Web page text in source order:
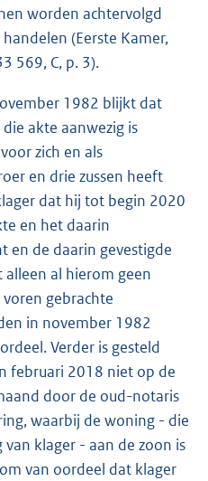
worden achtervolgd
(Eerste Kamer,
569, C, p. 3).
1982 blijkt dat
akte aanwezig is
zich en als
en drie zussen heeft
dat hij tot begin 2020
en het daarin
en de daarin gevestigde
al hierom geen
gebrachte
in november 1982
Verder is gesteld
februari 2018 niet op de
door de oud-notaris
waarbij de woning - die
klager - aan de zoon is
van oordeel dat klager